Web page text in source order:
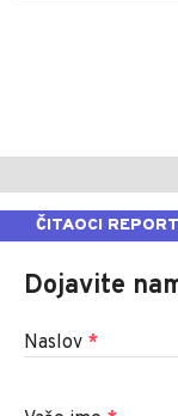
ČITAOCI
Dojavite
Naslov *